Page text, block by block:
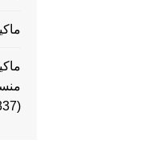
(337)